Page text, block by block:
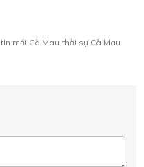
tin mới Cà Mau thời sự Cà Mau